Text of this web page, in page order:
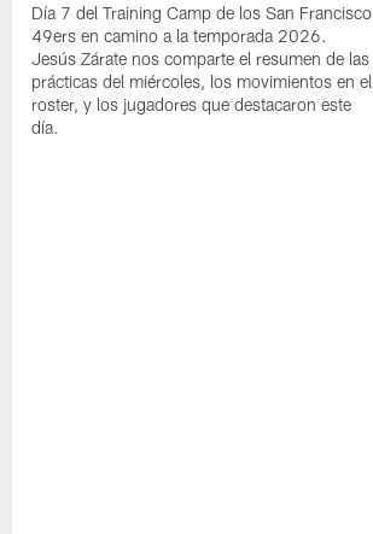
Día 7 del Training Camp de los San Francisco
49ers en camino a la temporada 2026.
Jesús Zárate nos comparte el resumen de las
prácticas del miércoles, los movimientos en el
roster, y los jugadores que destacaron este
día.